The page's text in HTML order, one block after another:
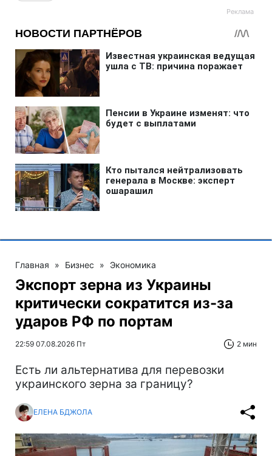
Главная » Бизнес » Экономика
Экспорт зерна из Украины
критически сократится из-за
ударов РФ по портам
22:59 07.08.2026 Пт 2 мин
Есть ли альтернатива для перевозки
украинского зерна за границу?
ЕЛЕНА БДЖОЛА